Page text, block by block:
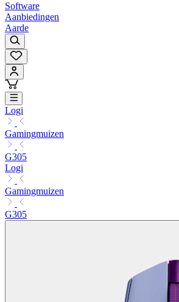
Software
Aanbiedingen
Aarde
Logi
Gamingmuizen
G305
Logi
Gamingmuizen
G305